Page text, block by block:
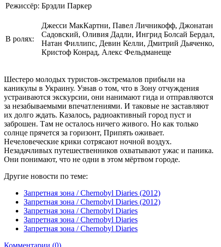
Режиссёр: Брэдли Паркер
В ролях:
Джесси МакКартни, Павел Личникофф, Джонатан
Садовский, Оливия Дадли, Ингрид Болсай Бердал,
Натан Филлипс, Девин Келли, Дмитрий Дьяченко,
Кристоф Конрад, Алекс Фельдманеще
Шестеро молодых туристов-экстремалов прибыли на
каникулы в Украину. Узнав о том, что в Зону отчуждения
устраиваются экскурсии, они нанимают гида и отправляются
за незабываемыми впечатлениями. И таковые не заставляют
их долго ждать. Казалось, радиоактивный город пуст и
заброшен. Там не осталось ничего живого. Но как только
солнце прячется за горизонт, Припять оживает.
Нечеловеческие крики сотрясают ночной воздух.
Незадачливых путешественников охватывают ужас и паника.
Они понимают, что не одни в этом мёртвом городе.
Другие новости по теме:
Запретная зона / Chernobyl Diaries (2012)
Зaпрeтнaя зoнa / Сhernobyl Diаriеs (2012)
Запретная зона / Chernobyl Diaries
Запретная зона / Chernobyl Diaries
Запретная зона / Chernobyl Diaries
Комментарии (0)